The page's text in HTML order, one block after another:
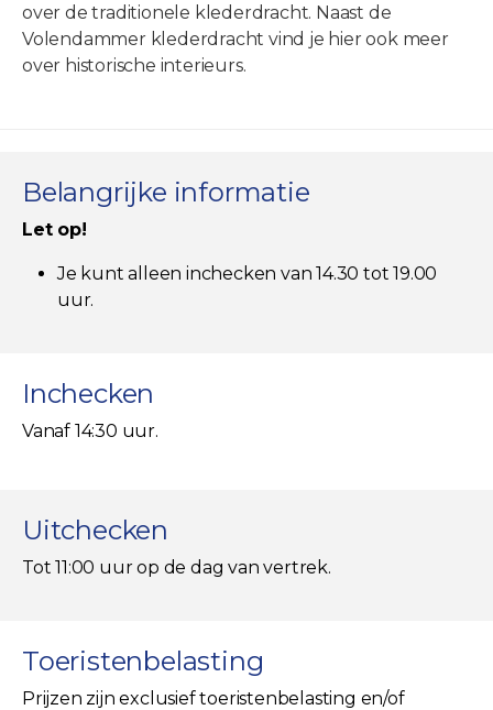
over de traditionele klederdracht. Naast de
Volendammer klederdracht vind je hier ook meer
over historische interieurs.
Belangrijke informatie
Let op!
Je kunt alleen inchecken van 14.30 tot 19.00
uur.
Inchecken
Vanaf 14:30 uur.
Uitchecken
Tot 11:00 uur op de dag van vertrek.
Toeristenbelasting
Prijzen zijn exclusief toeristenbelasting en/of